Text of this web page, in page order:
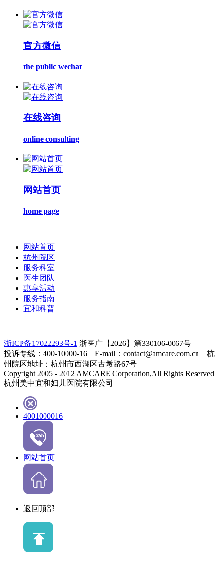
官方微信
the public wechat
在线咨询
online consulting
网站首页
home page
网站首页
杭州院区
服务科室
医生团队
惠享活动
服务指南
宜和科普
浙ICP备17022293号-1 浙医广【2026】第330106-0067号
投诉专线：400-10000-16 E-mail：contact@amcare.com.cn 杭
州院区地址：杭州市西湖区古墩路67号
Copyright 2005 - 2012 AMCARE Corporation,All Rights Reserved
杭州美中宜和妇儿医院有限公司
4001000016
网站首页
返回顶部